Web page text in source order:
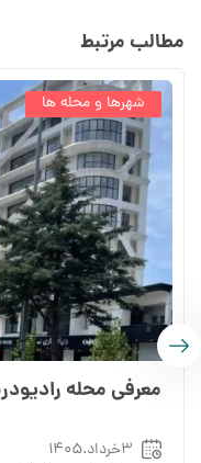
مطالب مرتبط
شهرها و محله ها
معرفی محله
۳خرداد.۱۴۰۵